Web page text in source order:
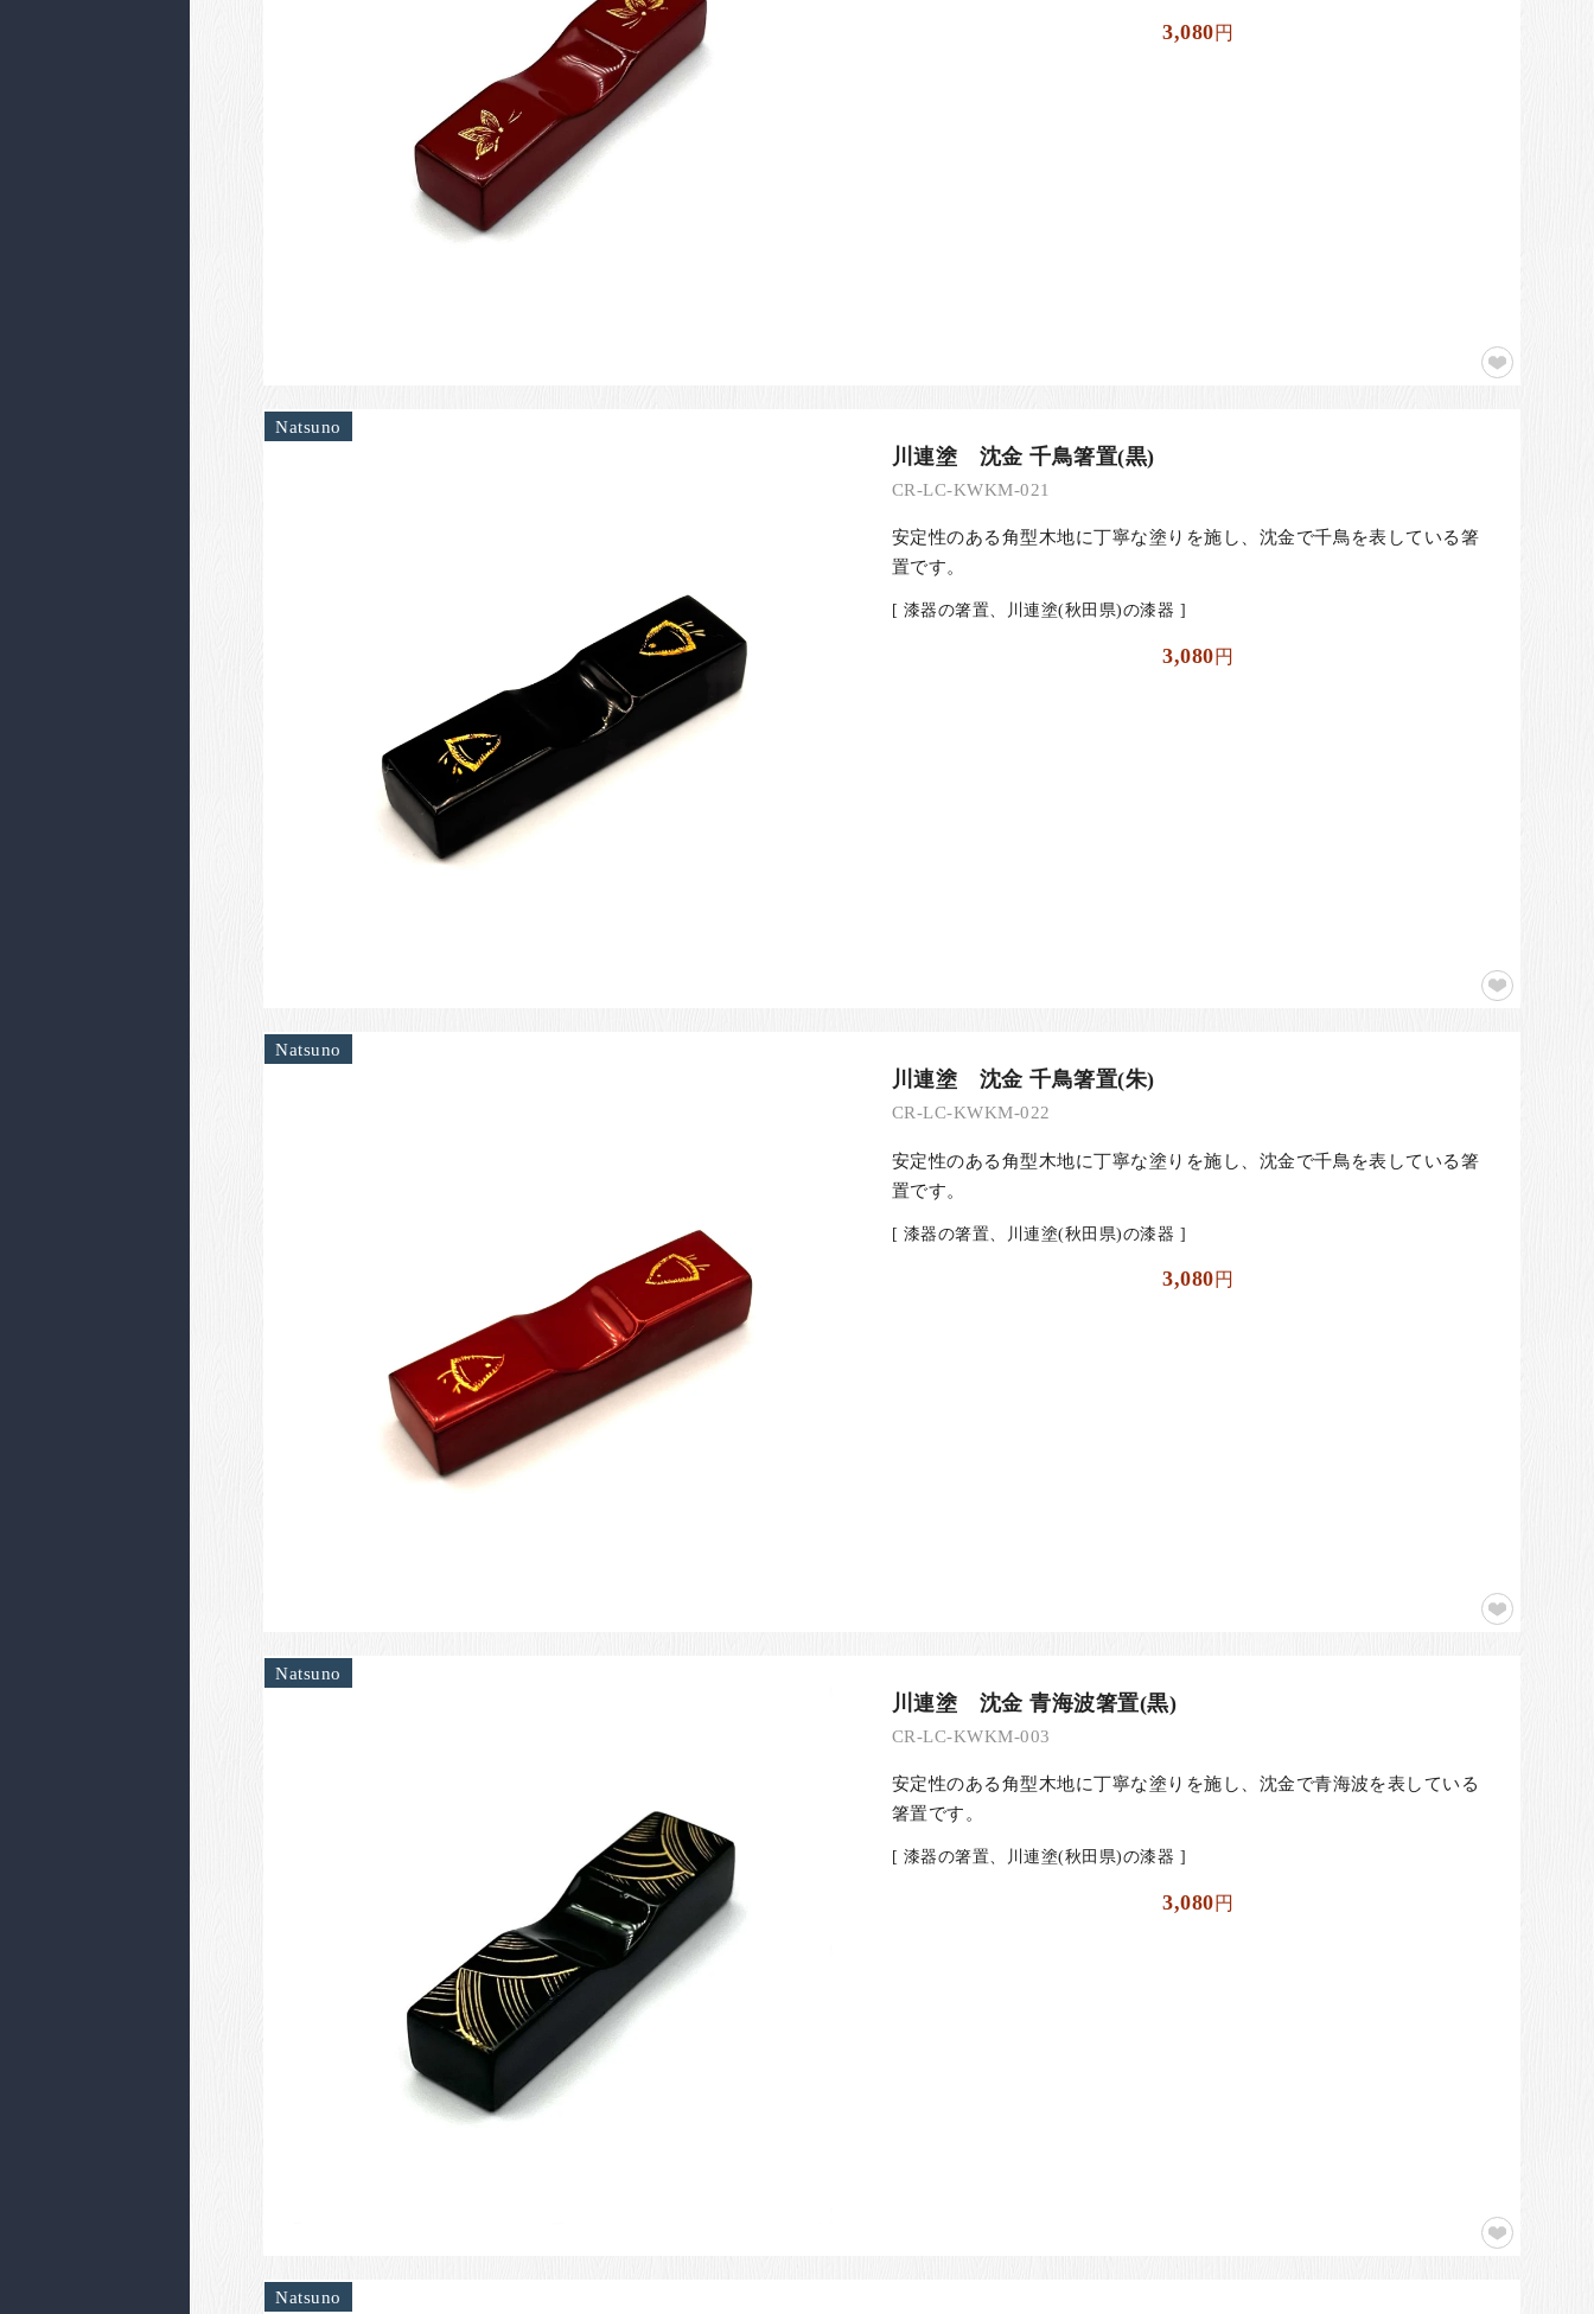
3,080円
Natsuno
川連塗 沈金 千鳥箸置(黒)
CR-LC-KWKM-021
安定性のある角型木地に丁寧な塗りを施し、沈金で千鳥を表している箸
置です。
[ 漆器の箸置、川連塗(秋田県)の漆器 ]
3,080円
Natsuno
川連塗 沈金 千鳥箸置(朱)
CR-LC-KWKM-022
安定性のある角型木地に丁寧な塗りを施し、沈金で千鳥を表している箸
置です。
[ 漆器の箸置、川連塗(秋田県)の漆器 ]
3,080円
Natsuno
川連塗 沈金 青海波箸置(黒)
CR-LC-KWKM-003
安定性のある角型木地に丁寧な塗りを施し、沈金で青海波を表している
箸置です。
[ 漆器の箸置、川連塗(秋田県)の漆器 ]
3,080円
Natsuno